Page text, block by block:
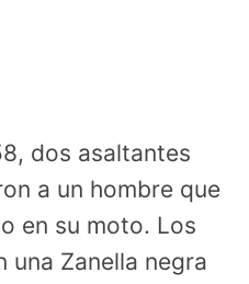
dos asaltantes
a un hombre que
en su moto. Los
una Zanella negra